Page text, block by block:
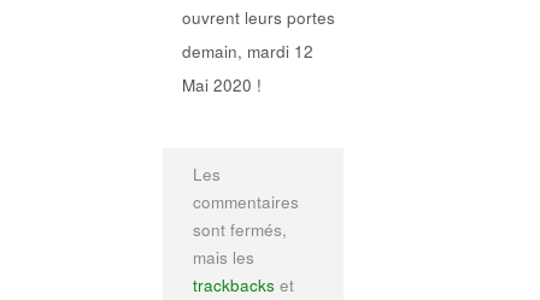
ouvrent leurs portes
demain, mardi 12
Mai 2020 !
Les
commentaires
sont fermés,
mais les
trackbacks et